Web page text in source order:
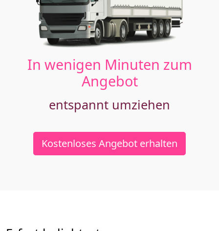
In wenigen Minuten zum
Angebot
entspannt umziehen
Kostenloses Angebot erhalten